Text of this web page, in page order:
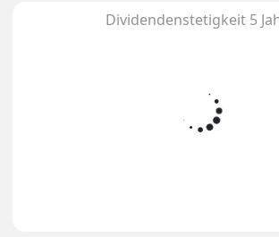
Dividendenstetigkeit 5